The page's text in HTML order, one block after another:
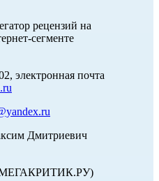
рецензий на
сегменте
электронная почта
Дмитриевич